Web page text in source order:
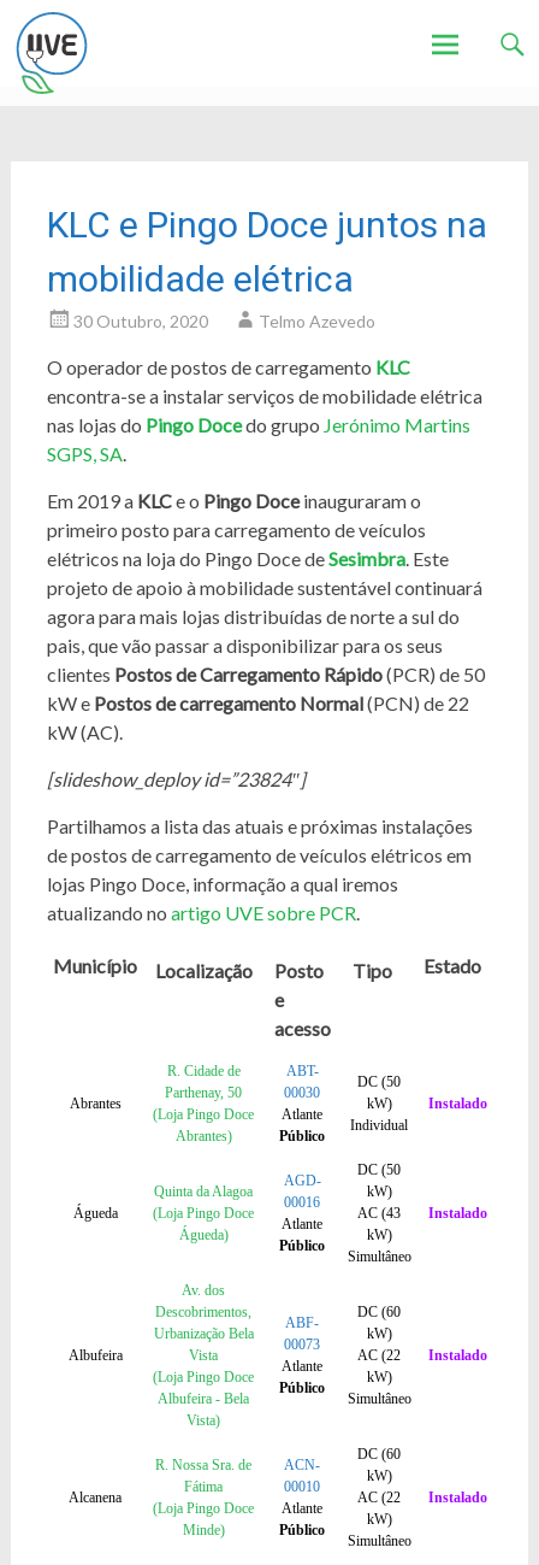
KLC e Pingo Doce juntos na
mobilidade elétrica
30 Outubro, 2020 Telmo Azevedo
O operador de postos de carregamento KLC
encontra-se a instalar serviços de mobilidade elétrica
nas lojas do Pingo Docedo grupo Jerónimo Martins
SGPS, SA.
Em 2019 a KLCe o Pingo Doceinauguraram o
primeiro posto para carregamento de veículos
elétricos na loja do Pingo Doce deSesimbra. Este
projeto de apoio à mobilidade sustentável continuará
agora para mais lojas distribuídas de norte a sul do
pais, que vão passar a disponibilizar para os seus
clientes Postos de Carregamento Rápido(PCR) de 50
kW e Postos de carregamento Normal(PCN) de 22
kW (AC).
[slideshow_deploy id=”23824″]
Partilhamos a lista das atuais e próximas instalações
de postos de carregamento de veículos elétricos em
lojas Pingo Doce, informação a qual iremos
atualizando no artigo UVE sobre PCR.
Município Localização
Posto
e
acesso
Tipo Estado
Abrantes
R. Cidade de
Parthenay, 50
(Loja Pingo Doce
Abrantes)
ABT-
00030
Atlante
Público
DC (50
kW)
Individual
Instalado
Águeda
Quinta da Alagoa
(Loja Pingo Doce
Águeda)
AGD-
00016
Atlante
Público
DC (50
kW)
AC (43
kW)
Simultâneo
Instalado
Albufeira
Av. dos
Descobrimentos,
Urbanização Bela
Vista
(Loja Pingo Doce
Albufeira - Bela
Vista)
ABF-
00073
Atlante
Público
DC (60
kW)
AC (22
kW)
Simultâneo
Instalado
Alcanena
R. Nossa Sra. de
Fátima
(Loja Pingo Doce
Minde)
ACN-
00010
Atlante
Público
DC (60
kW)
AC (22
kW)
Simultâneo
Instalado